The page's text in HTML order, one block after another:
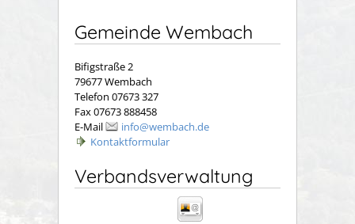
Gemeinde Wembach
Bifigstraße 2
79677 Wembach
Telefon 07673 327
Fax 07673 888458
E-Mail
info@wembach.de
Kontaktformular
Verbandsverwaltung